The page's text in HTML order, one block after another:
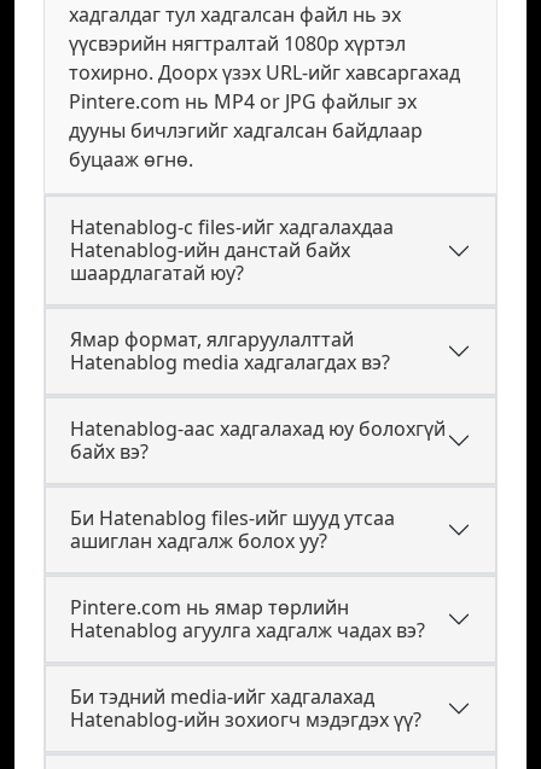
хадгалдаг тул хадгалсан файл нь эх
үүсвэрийн нягтралтай 1080p хүртэл
тохирно. Доорх үзэх URL-ийг хавсаргахад
Pintere.com нь MP4 or JPG файлыг эх
дууны бичлэгийг хадгалсан байдлаар
буцааж өгнө.
Hatenablog-с files-ийг хадгалахдаа
Hatenablog-ийн данстай байх
шаардлагатай юу?
Ямар формат, ялгаруулалттай
Hatenablog media хадгалагдах вэ?
Hatenablog-аас хадгалахад юу болохгүй
байх вэ?
Би Hatenablog files-ийг шууд утсаа
ашиглан хадгалж болох уу?
Pintere.com нь ямар төрлийн
Hatenablog агуулга хадгалж чадах вэ?
Би тэдний media-ийг хадгалахад
Hatenablog-ийн зохиогч мэдэгдэх үү?